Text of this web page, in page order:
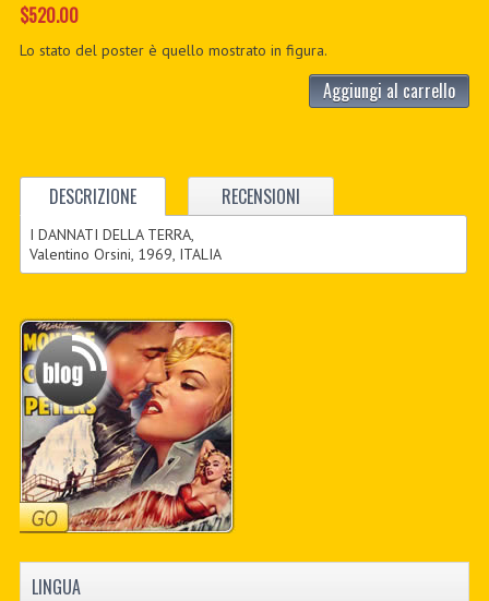
$520.00
Lo stato del poster è quello mostrato in figura.
Aggiungi al carrello
DESCRIZIONE RECENSIONI
I DANNATI DELLA TERRA,
Valentino Orsini, 1969, ITALIA
LINGUA